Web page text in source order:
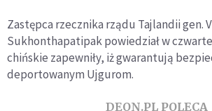
Zastępca rzecznika rządu Tajlandii gen.
Sukhonthapatipak powiedział w
chińskie zapewniły, iż gwarantują
deportowanym Ujgurom.
DEON.PL POLECA